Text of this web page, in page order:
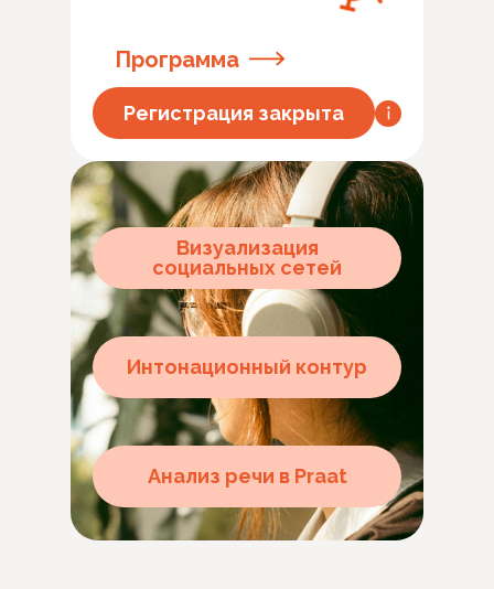
Регистрация закрыта
Программа
Визуализация
социальных сетей
Интонационный контур
Анализ речи в Praat